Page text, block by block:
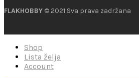
FLAKHOBBY © 2021 Sva prava zadržana
Shop
Lista želja
Account